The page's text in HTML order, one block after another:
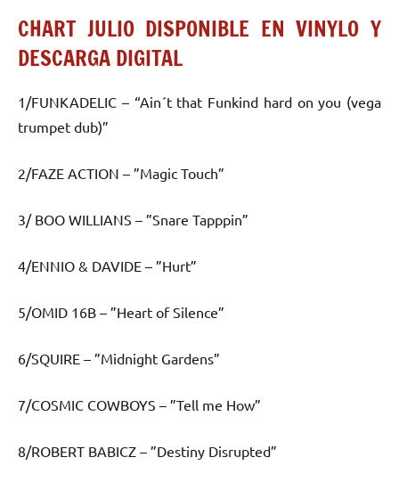
CHART JULIO DISPONIBLE EN VINYLO Y
DESCARGA DIGITAL
1/FUNKADELIC – “Ain´t that Funkind hard on you (vega
trumpet dub)”
2/FAZE ACTION – ”Magic Touch”
3/ BOO WILLIANS – ”Snare Tapppin”
4/ENNIO & DAVIDE – ”Hurt”
5/OMID 16B – ”Heart of Silence”
6/SQUIRE – ”Midnight Gardens”
7/COSMIC COWBOYS – ”Tell me How”
8/ROBERT BABICZ – ”Destiny Disrupted”